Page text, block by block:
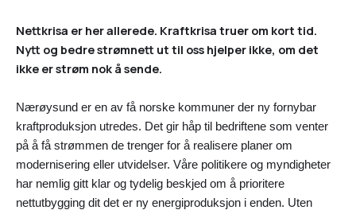
Nettkrisa er her allerede. Kraftkrisa truer om kort tid.
Nytt og bedre strømnett ut til oss hjelper ikke, om det
ikke er strøm nok å sende.
Nærøysund er en av få norske kommuner der ny fornybar
kraftproduksjon utredes. Det gir håp til bedriftene som venter
på å få strømmen de trenger for å realisere planer om
modernisering eller utvidelser. Våre politikere og myndigheter
har nemlig gitt klar og tydelig beskjed om å prioritere
nettutbygging dit det er ny energiproduksjon i enden. Uten